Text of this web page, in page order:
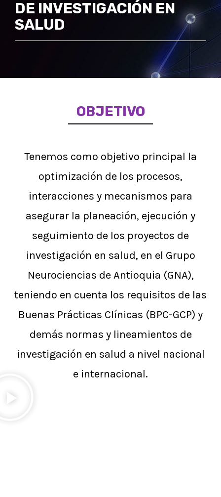
DE INVESTIGACIÓN EN
SALUD
OBJETIVO
Tenemos como objetivo principal la
optimización de los procesos,
interacciones y mecanismos para
asegurar la planeación, ejecución y
seguimiento de los proyectos de
investigación en salud, en el Grupo
Neurociencias de Antioquia (GNA),
teniendo en cuenta los requisitos de las
Buenas Prácticas Clínicas (BPC-GCP) y
demás normas y lineamientos de
investigación en salud a nivel nacional
e internacional.